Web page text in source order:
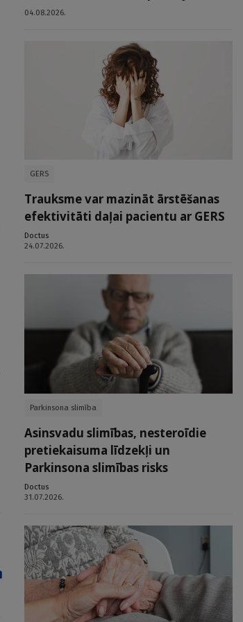
04.08.2026.
GERS
Trauksme var mazināt ārstēšanas
efektivitāti daļai pacientu ar GERS
Doctus
24.07.2026.
Parkinsona slimība
Asinsvadu slimības, nesteroīdie
pretiekaisuma līdzekļi un
Parkinsona slimības risks
Doctus
31.07.2026.